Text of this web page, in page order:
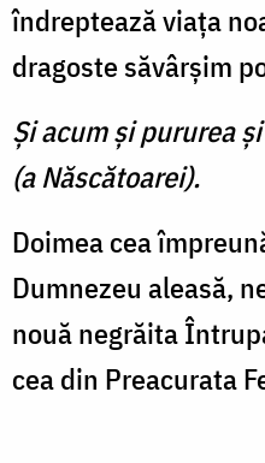
îndreptează viaţa
dragoste săvârşim
Şi acum şi pururea
(a Născătoarei).
Doimea cea
Dumnezeu aleasă,
nouă negrăita
cea din Preacurata